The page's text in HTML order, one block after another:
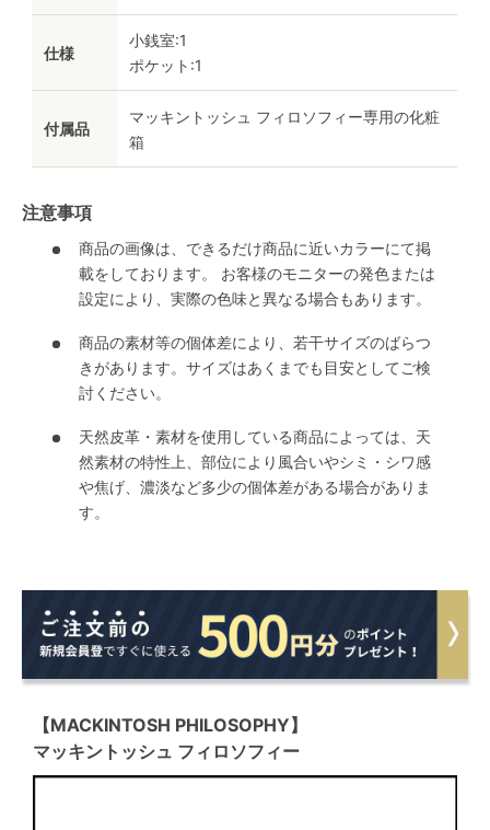
仕様
小銭室:1
ポケット:1
付属品
マッキントッシュ フィロソフィー専用の化粧
箱
注意事項
商品の画像は、できるだけ商品に近いカラーにて掲
載をしております。 お客様のモニターの発色または
設定により、実際の色味と異なる場合もあります。
商品の素材等の個体差により、若干サイズのばらつ
きがあります。サイズはあくまでも目安としてご検
討ください。
天然皮革・素材を使用している商品によっては、天
然素材の特性上、部位により風合いやシミ・シワ感
や焦げ、濃淡など多少の個体差がある場合がありま
す。
【MACKINTOSH PHILOSOPHY】
マッキントッシュ フィロソフィー